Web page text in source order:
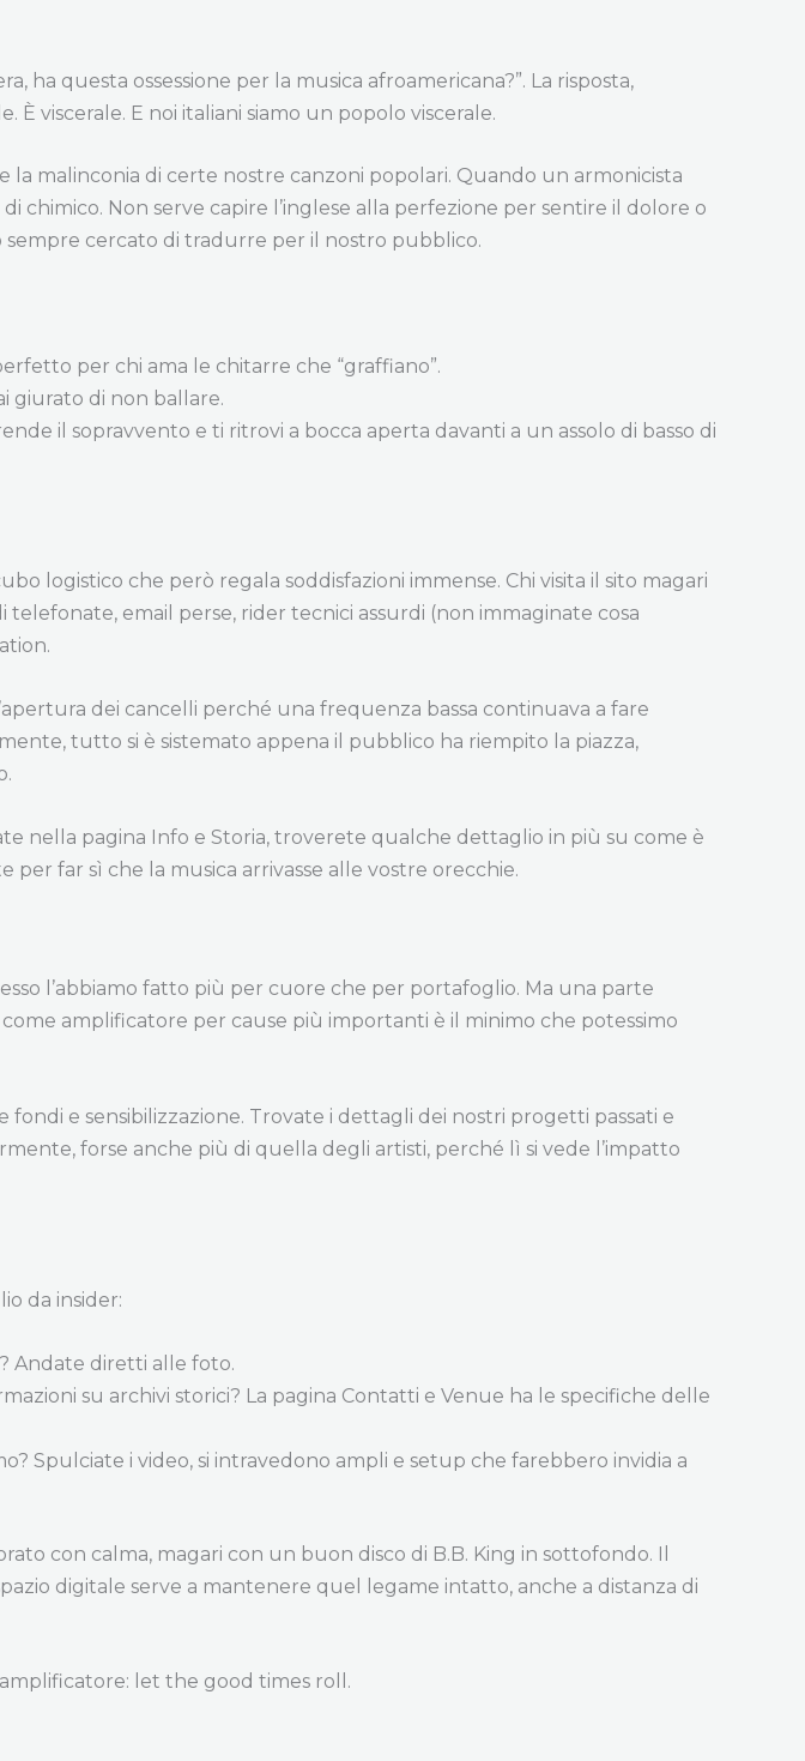
ha questa ossessione per la musica afroamericana?”. La risposta,
È viscerale. E noi italiani siamo un popolo viscerale.
la malinconia di certe nostre canzoni popolari. Quando un armonicista
chimico. Non serve capire l’inglese alla perfezione per sentire il dolore o
sempre cercato di tradurre per il nostro pubblico.
per chi ama le chitarre che “graffiano”.
giurato di non ballare.
il sopravvento e ti ritrovi a bocca aperta davanti a un assolo di basso di
logistico che però regala soddisfazioni immense. Chi visita il sito magari
email perse, rider tecnici assurdi (non immaginate cosa
dei cancelli perché una frequenza bassa continuava a fare
tutto si è sistemato appena il pubblico ha riempito la piazza,
nella pagina Info e Storia, troverete qualche dettaglio in più su come è
far sì che la musica arrivasse alle vostre orecchie.
l’abbiamo fatto più per cuore che per portafoglio. Ma una parte
amplificatore per cause più importanti è il minimo che potessimo
e sensibilizzazione. Trovate i dettagli dei nostri progetti passati e
forse anche più di quella degli artisti, perché lì si vede l’impatto
da insider:
Andate diretti alle foto.
su archivi storici? La pagina Contatti e Venue ha le specifiche delle
Spulciate i video, si intravedono ampli e setup che farebbero invidia a
con calma, magari con un buon disco di B.B. King in sottofondo. Il
digitale serve a mantenere quel legame intatto, anche a distanza di
let the good times roll.